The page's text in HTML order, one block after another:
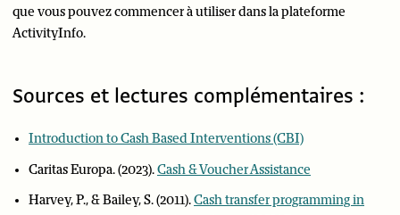
que vous pouvez commencer à utiliser dans la plateforme
ActivityInfo.
Sources et lectures complémentaires :
Introduction to Cash Based Interventions (CBI)
Caritas Europa. (2023).Cash & Voucher Assistance
Harvey, P., & Bailey, S. (2011).Cash transfer programming in